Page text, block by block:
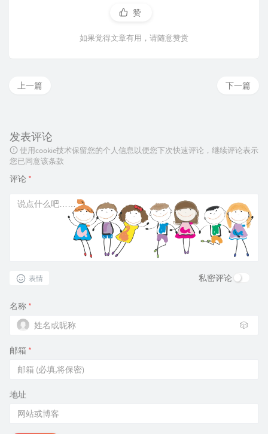
赞
如果觉得文章有用，请随意赞赏
下一篇
上一篇
发表评论
使用cookie技术保留您的个人信息以便您下次快速评论，继续评论表示
您已同意该条款
评论 *
表情 私密评论
名称 *
🎲
邮箱 *
地址